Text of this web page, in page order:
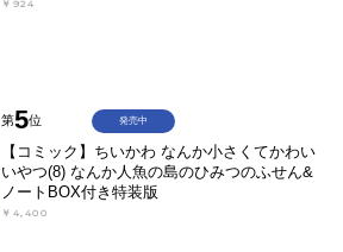
￥924
第5位
【コミック】ちいかわ なんか小さくてかわい
いやつ(8) なんか人魚の島のひみつのふせん&
ノートBOX付き特装版
￥4,400
発売中